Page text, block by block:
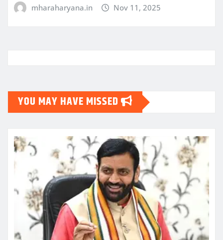
mharaharyana.in Nov 11, 2025
YOU MAY HAVE MISSED